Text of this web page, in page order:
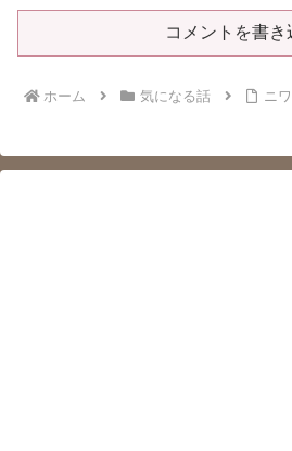
コメントを書き
ホーム 気になる話 ニ